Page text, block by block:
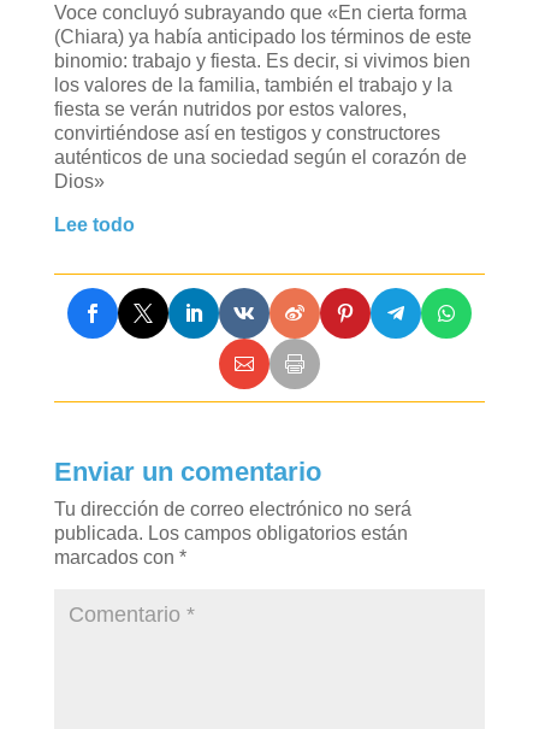
Voce concluyó subrayando que «En cierta forma
(Chiara) ya había anticipado los términos de este
binomio: trabajo y fiesta. Es decir, si vivimos bien
los valores de la familia, también el trabajo y la
fiesta se verán nutridos por estos valores,
convirtiéndose así en testigos y constructores
auténticos de una sociedad según el corazón de
Dios»
Lee todo
Enviar un comentario
Tu dirección de correo electrónico no será
publicada. Los campos obligatorios están
marcados con *